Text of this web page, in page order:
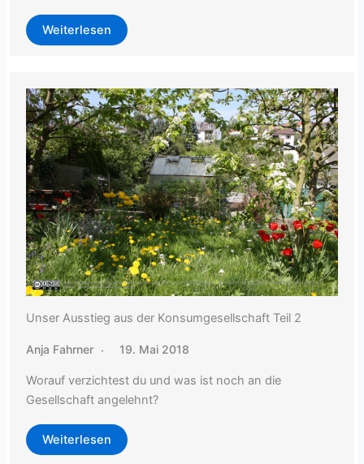
Weiterlesen
Unser Ausstieg aus der Konsumgesellschaft Teil 2
Anja Fahrner 19. Mai 2018
Worauf verzichtest du und was ist noch an die
Gesellschaft angelehnt?
Weiterlesen